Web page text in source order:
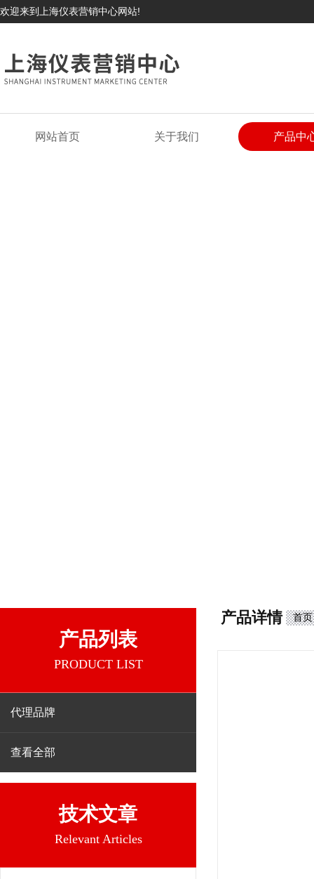
欢迎来到上海仪表营销中心网站!
网站首页 关于我们 产品中
产品列表
PRODUCT LIST
代理品牌
查看全部
技术文章
Relevant Articles
产品详情 首页